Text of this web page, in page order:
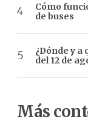
Cómo
de buses
¿Dónde y a
del 12 de
Más